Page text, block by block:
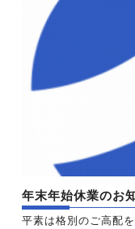
年末年始休業のお
平素は格別のご高配